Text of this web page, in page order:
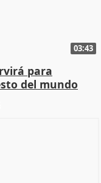
03:43
para
del mundo